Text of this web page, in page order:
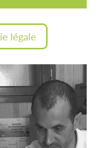
légale